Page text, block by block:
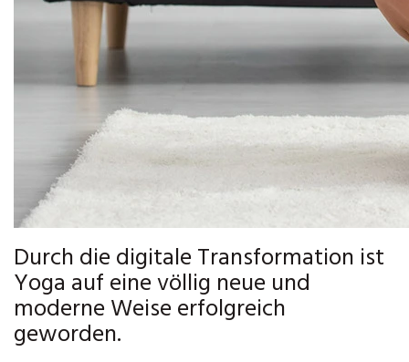
Durch die digitale Transformation ist
Yoga auf eine völlig neue und
moderne Weise erfolgreich
geworden.